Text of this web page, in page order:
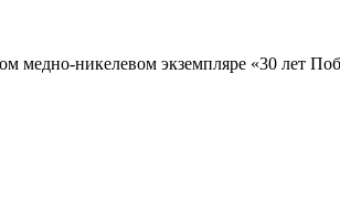
медно-никелевом экземпляре «30 лет